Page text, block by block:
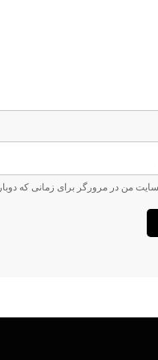
من در مرورگر برای زمانی که